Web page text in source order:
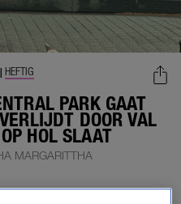
PARK GAAT
DOOR VAL
HOL SLAAT
| HEFTIG
MARGARITTHA
die als relatief veilig